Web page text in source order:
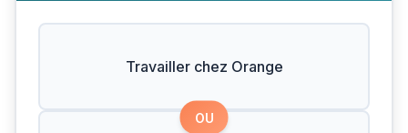
Travailler chez Orange
OU